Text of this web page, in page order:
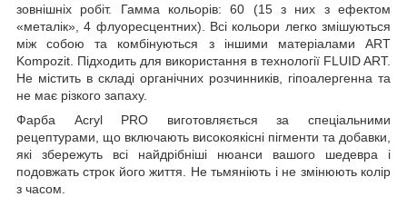
зовнішніх робіт. Гамма кольорів: 60 (15 з них з ефектом
«металік», 4 флуоресцентних). Всі кольори легко змішуються
між собою та комбінуються з іншими матеріалами ART
Kompozit. Підходить для використання в технології FLUID ART.
Не містить в складі органічних розчинників, гіпоалергенна та
не має різкого запаху.
Фарба Acryl PRO виготовляється за спеціальними
рецептурами, що включають високоякісні пігменти та добавки,
які збережуть всі найдрібніші нюанси вашого шедевра і
подовжать строк його життя. Не тьмяніють і не змінюють колір
з часом.